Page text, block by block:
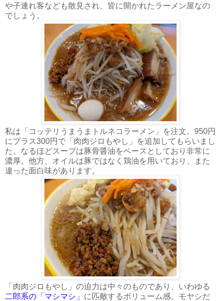
や子連れ客なども散見され、皆に開かれたラーメン屋なの
でしょう。
私は「コッテリうまうまトルネコラーメン」を注文。950円
にプラス300円で「肉肉ジロもやし」を追加してもらいまし
た。なるほどスープは豚骨醤油をベースとしており非常に
濃厚。他方、オイルは豚ではなく鶏油を用いており、また
違った面白味があります。
「肉肉ジロもやし」の迫力は中々のものであり、いわゆる
二郎系の「マシマシ」 に匹敵するボリューム感。モヤシだ